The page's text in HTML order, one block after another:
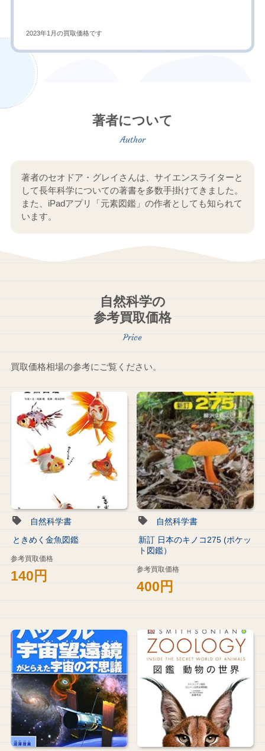
2023年1月の買取価格です
著者について
著者のセオドア・グレイさんは、サイエンスライターと
して長年科学についての著書を多数手掛けてきました。
また、iPadアプリ「元素図鑑」の作者としても知られて
います。
自然科学の
参考買取価格
買取価格相場の参考にご覧ください。
自然科学書
ときめく金魚図鑑
参考買取価格
140円
自然科学書
新訂 日本のキノコ275 (ポケッ
ト図鑑）
参考買取価格
400円